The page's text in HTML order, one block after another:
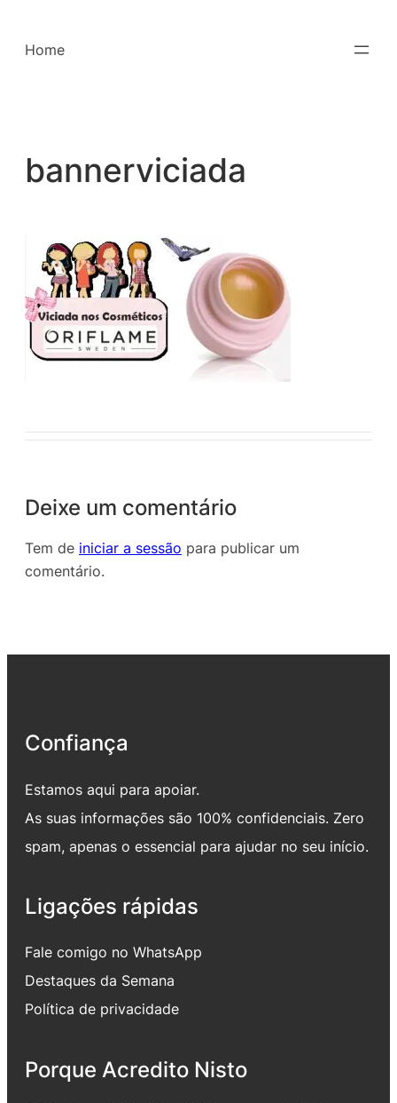
para
Home
bannerviciada
Deixe um comentário
Tem de iniciar a sessão para publicar um
comentário.
Confiança
Estamos aqui para apoiar.
As suas informações são 100% confidenciais. Zero
spam, apenas o essencial para ajudar no seu início.
Ligações rápidas
Fale comigo no WhatsApp
Destaques da Semana
Política de privacidade
Porque Acredito Nisto